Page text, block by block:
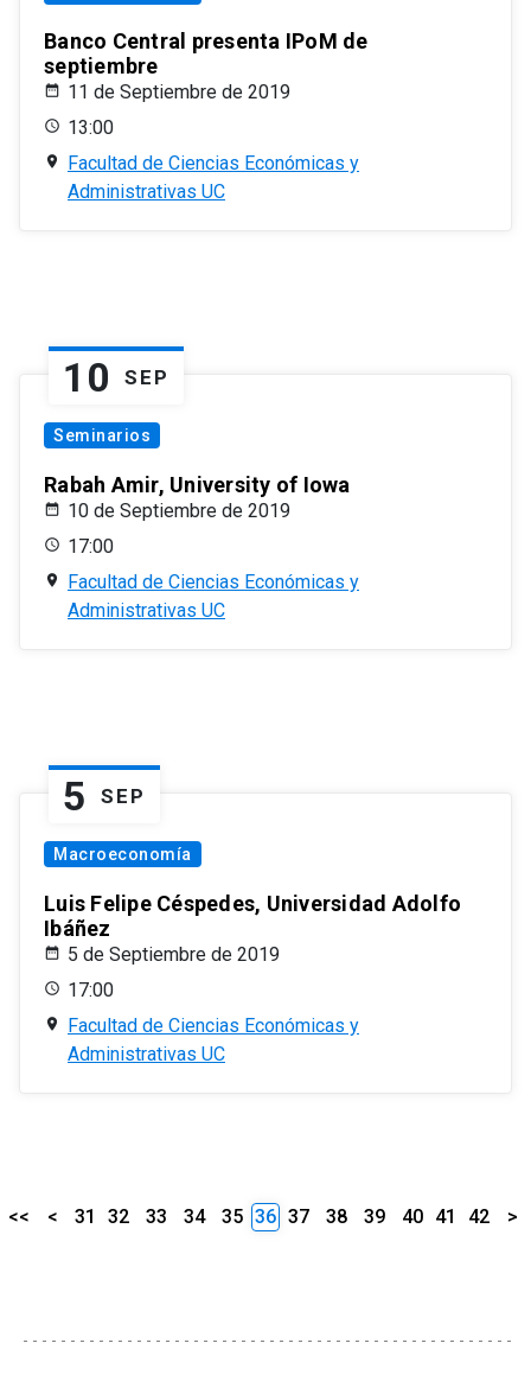
Banco Central presenta IPoM de
septiembre
11 de Septiembre de 2019
13:00
Facultad de Ciencias Económicas y
Administrativas UC
10 SEP
Seminarios
Rabah Amir, University of Iowa
10 de Septiembre de 2019
17:00
Facultad de Ciencias Económicas y
Administrativas UC
5 SEP
Macroeconomía
Luis Felipe Céspedes, Universidad Adolfo
Ibáñez
5 de Septiembre de 2019
17:00
Facultad de Ciencias Económicas y
Administrativas UC
<< < 31 32 33 34 35 36 37 38 39 40 41 42 >